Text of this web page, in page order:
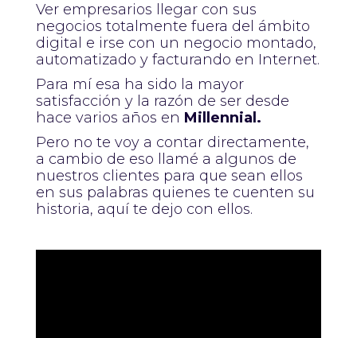
Ver empresarios llegar con sus
negocios totalmente fuera del ámbito
digital e irse con un negocio montado,
automatizado y facturando en Internet.
Para mí esa ha sido la mayor
satisfacción y la razón de ser desde
hace varios años en Millennial.
Pero no te voy a contar directamente,
a cambio de eso llamé a algunos de
nuestros clientes para que sean ellos
en sus palabras quienes te cuenten su
historia, aquí te dejo con ellos.